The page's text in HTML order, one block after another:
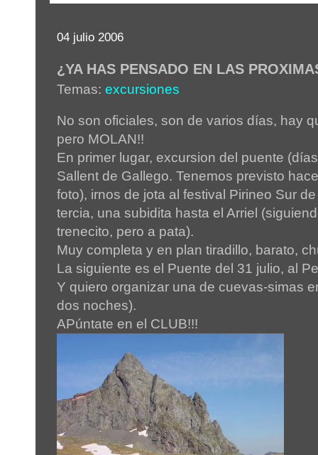
04 julio 2006
¿YA HAS PENSADO EN LAS
Temas: excursiones
No son oficiales, son de varios días, hay
pero MOLAN!!
En primer lugar, excursion del puente
Sallent de Gallego. Tenemos previsto
foto), irnos de jota al festival Pirineo Sur
tercia, una subidita hasta el Arriel
trenecito, pero a pata).
Muy completa y en plan tiradillo, barato,
La siguiente es el Puente del 31 julio, al
Y quiero organizar una de cuevas-simas
dos noches).
APúntate en el CLUB!!!